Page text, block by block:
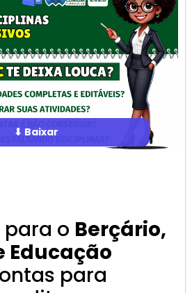
⬇ Baixar
o Berçário,
Educação
para